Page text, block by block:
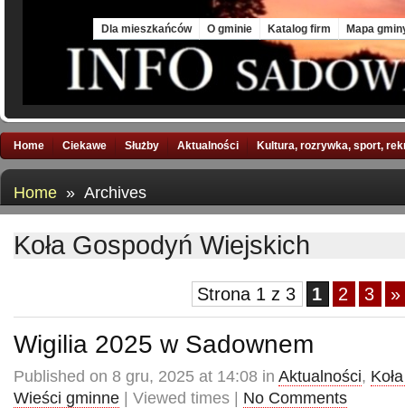
Dla mieszkańców O gminie Katalog firm Mapa
Home Ciekawe Służby Aktualności Kultura, rozrywka, sport,
Home » Archives
Koła Gospodyń Wiejskich
Strona 1 z 3 1 2 3 »
Wigilia 2025 w Sadownem
Published on 8 gru, 2025 at 14:08 in Aktualności,
Wieści gminne | Viewed times | No Comments